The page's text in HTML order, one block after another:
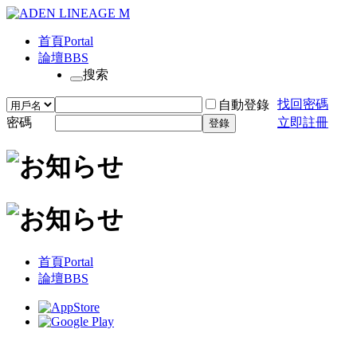
首頁Portal
論壇BBS
搜索
自動登錄 找回密碼
密碼
登錄 立即註冊
首頁Portal
論壇BBS